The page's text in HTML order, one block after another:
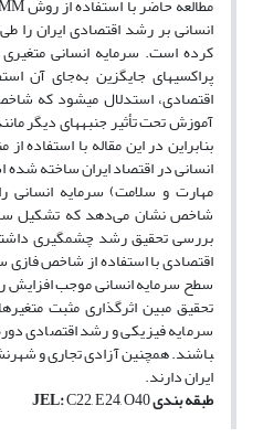
کرده است. سرمایه انسانی متغیری
پراکسی­های جایگزین به‌جای آن
اقتصادی، استدلال می­شود که
آموزش تحت تأثیر جنبه­های دیگر
بنابراین در این مقاله با استفاده
انسانی در اقتصاد ایران ساخته
مهارت و سلامت) سرمایه انسانی
شاخص نشان می‌دهد که تشکیل
بررسی تحقیق رشد چشم­گیری
اقتصادی با استفاده از شاخص فازی
سطح سرمایه انسانی موجب افزایش
تحقیق مبین اثرگذاری مثبت
باشند. همچنین آزادی تجاری و
ایران دارند.
طبقه­ بندی JEL:C22, E24, O40